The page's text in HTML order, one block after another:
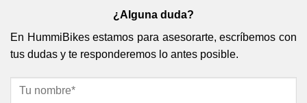
¿Alguna duda?
En HummiBikes estamos para asesorarte, escríbemos con
tus dudas y te responderemos lo antes posible.